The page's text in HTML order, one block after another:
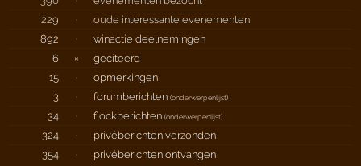
229
·
oude interessante evenementen
892
·
winactie deelnemingen
6
×
geciteerd
15
·
opmerkingen
3
· forumberichten(onderwerpenlijst)
34 · flockberichten(onderwerpenlijst)
324 ·
privéberichten verzonden
354
· privéberichten ontvangen